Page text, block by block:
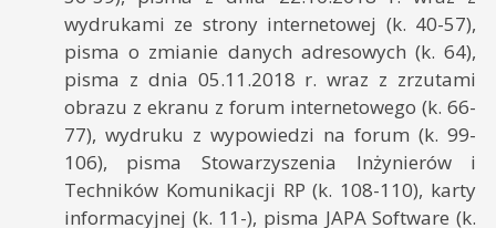
wydrukami ze strony internetowej (k. 40-57),
pisma o zmianie danych adresowych (k. 64),
pisma z dnia 05.11.2018 r. wraz z zrzutami
obrazu z ekranu z forum internetowego (k. 66-
77), wydruku z wypowiedzi na forum (k. 99-
106), pisma Stowarzyszenia Inżynierów i
Techników Komunikacji RP (k. 108-110), karty
informacyjnej (k. 11-), pisma JAPA Software (k.